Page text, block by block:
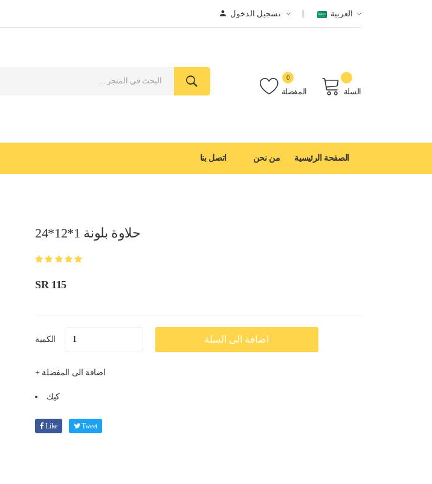
تسجيل الدخول العربية
المفضلة
0
السلة
الصفحة الرئيسية من نحن اتصل بنا
حلاوة بلونة 1*12*24
SR 115
الكمية اضافة الى السلة
+ اضافة الى المفضلة
كيك
Like Tweet